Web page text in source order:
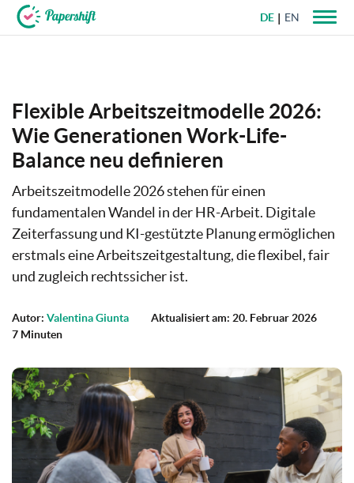
DE EN
Flexible Arbeitszeitmodelle 2026:
Wie Generationen Work-Life-
Balance neu definieren
Arbeitszeitmodelle 2026 stehen für einen
fundamentalen Wandel in der HR-Arbeit. Digitale
Zeiterfassung und KI-gestützte Planung ermöglichen
erstmals eine Arbeitszeitgestaltung, die flexibel, fair
und zugleich rechtssicher ist.
Autor: Valentina Giunta
Aktualisiert am: 20. Februar 2026
7 Minuten